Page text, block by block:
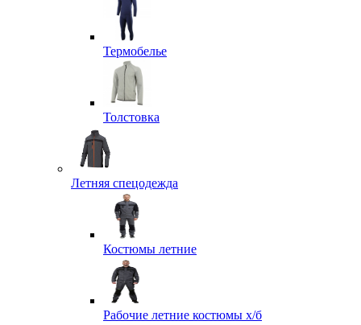
Термобелье
Толстовка
Летняя спецодежда
Костюмы летние
Рабочие летние костюмы х/б